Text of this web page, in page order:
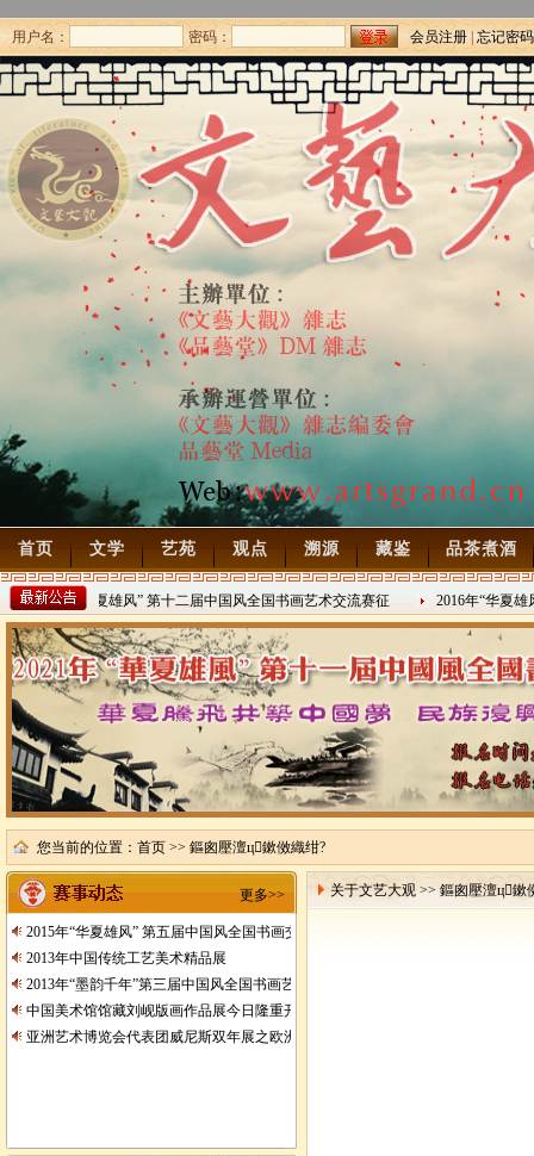
用户名： 密码： 会员注册|忘记密码
首页 文学 艺苑 观点 溯源 藏鉴 品茶煮酒
2022年“华夏雄风” 第十二届中国风全国书画艺术交流赛征
2021/8/15
2016年“华夏雄
2016/8/27
您当前的位置： 首页 >> 鏂囪壓澶ц鏉傚織绀?
更多>>
2015年“华夏雄风” 第五届中国风全国书画交流赛暨纪念抗日战争胜利70周年书画
2013年中国传统工艺美术精品展
2013年“墨韵千年”第三届中国风全国书画艺术交流赛征稿
中国美术馆馆藏刘岘版画作品展今日隆重开展
亚洲艺术博览会代表团威尼斯双年展之欧洲行
关于文艺大观 >> 鏂囪壓澶ц鏉